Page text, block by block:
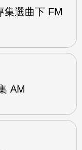
集選曲下 FM
AM